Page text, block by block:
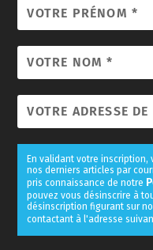
En validant votre
nos derniers articles par
pris connaissance de notre
pouvez vous désinscrire à
désinscription figurant sur
contactant à l'adresse